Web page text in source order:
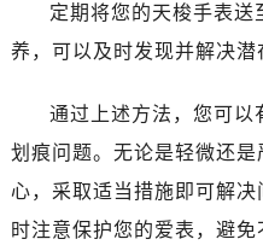
定期将您的天梭手表送
养，可以及时发现并解决潜
通过上述方法，您可以
划痕问题。无论是轻微还
心，采取适当措施即可解
时注意保护您的爱表，避免